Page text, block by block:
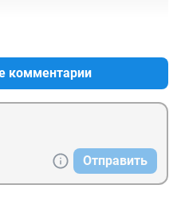
комментарии
Отправить